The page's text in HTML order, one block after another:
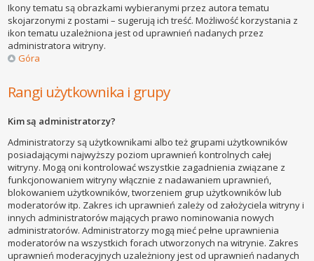
Ikony tematu są obrazkami wybieranymi przez autora tematu
skojarzonymi z postami – sugerują ich treść. Możliwość korzystania z
ikon tematu uzależniona jest od uprawnień nadanych przez
administratora witryny.
Góra
Rangi użytkownika i grupy
Kim są administratorzy?
Administratorzy są użytkownikami albo też grupami użytkowników
posiadającymi najwyższy poziom uprawnień kontrolnych całej
witryny. Mogą oni kontrolować wszystkie zagadnienia związane z
funkcjonowaniem witryny włącznie z nadawaniem uprawnień,
blokowaniem użytkowników, tworzeniem grup użytkowników lub
moderatorów itp. Zakres ich uprawnień zależy od założyciela witryny i
innych administratorów mających prawo nominowania nowych
administratorów. Administratorzy mogą mieć pełne uprawnienia
moderatorów na wszystkich forach utworzonych na witrynie. Zakres
uprawnień moderacyjnych uzależniony jest od uprawnień nadanych